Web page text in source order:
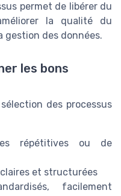
permet de libérer du
la qualité du
des données.
les bons
des processus
répétitives ou de
et structurées
facilement